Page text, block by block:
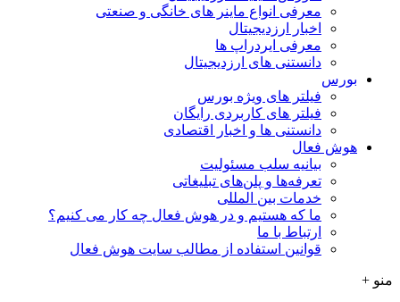
معرفی انواع ماینر های خانگی و صنعتی
اخبار ارزدیجیتال
معرفی ایردراپ ها
دانستنی های ارزدیجیتال
بورس
فیلتر های ویژه بورس
فیلتر های کاربردی رایگان
دانستنی ها و اخبار اقتصادی
هوش فعال
بیانیه سلب مسئولیت
تعرفه‌ها و پلن‌های تبلیغاتی
خدمات بین المللی
ما که هستیم و در هوش فعال چه کار می کنیم؟
ارتباط با ما
قوانین استفاده از مطالب سایت هوش فعال
منو +